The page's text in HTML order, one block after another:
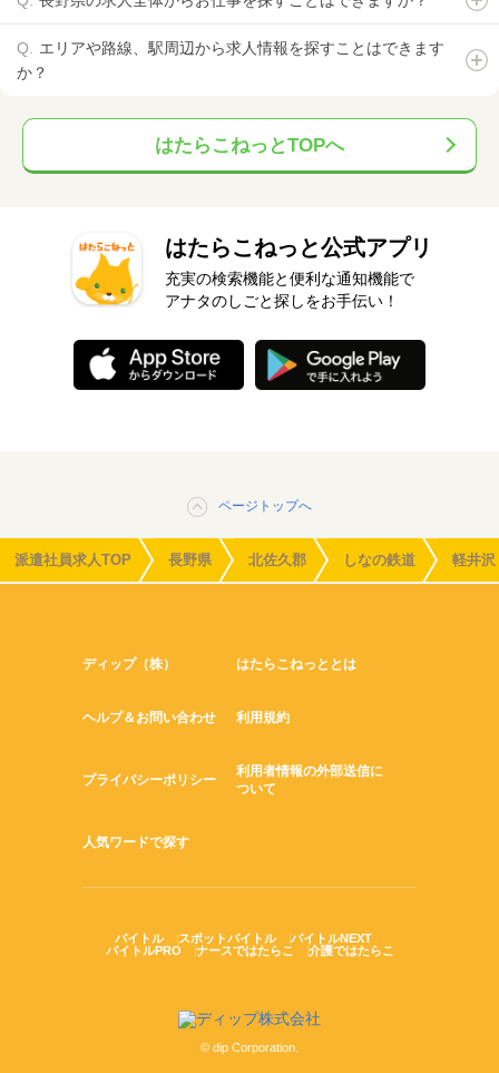
エリアや路線、駅周辺から求人情報を探すことはできます
か？
はたらこねっとTOPへ
はたらこねっと公式アプリ
充実の検索機能と便利な通知機能で
アナタのしごと探しをお手伝い！
ページトップへ
派遣社員求人TOP 長野県 北佐久郡 しなの鉄道 軽井沢
ディップ（株） はたらこねっととは
ヘルプ＆お問い合わせ 利用規約
プライバシーポリシー
利用者情報の外部送信に
ついて
人気ワードで探す
バイトル スポットバイトル
バイトルNEXT
バイトルPRO
ナースではたらこ 介護ではたらこ
© dip Corporation.